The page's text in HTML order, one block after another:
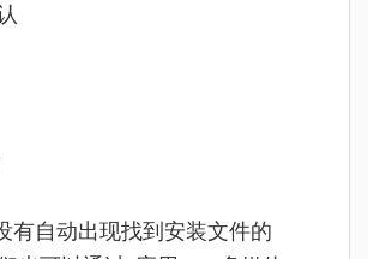
有自动出现找到安装文件的